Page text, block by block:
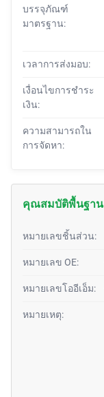
บรรจุภัณฑ์
มาตรฐาน:
เวลาการส่งมอบ:
เงื่อนไขการชำระ
เงิน:
ความสามารถใน
การจัดหา:
คุณสมบัติพื้นฐาน
หมายเลขชิ้นส่วน:
หมายเลข OE:
หมายเลขโออีเอ็ม:
หมายเหตุ: